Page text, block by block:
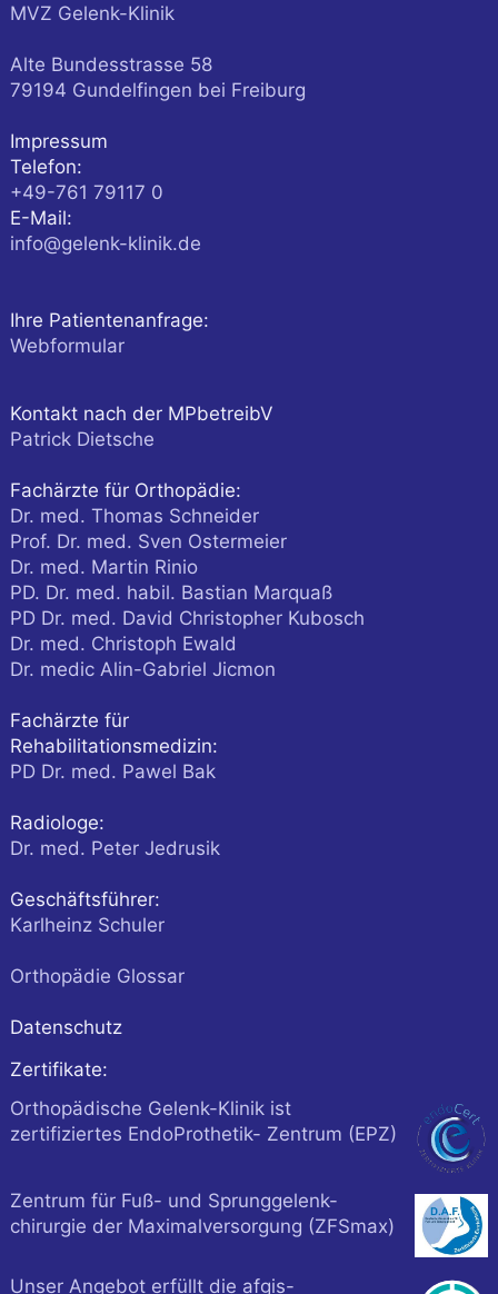
MVZ Gelenk-Klinik
Alte Bundesstrasse 58
79194 Gundelfingen bei Freiburg
Impressum
Telefon:
+49-761 79117 0
E-Mail:
info@gelenk-klinik.de
Ihre Patientenanfrage:
Webformular
Kontakt nach der MPbetreibV
Patrick Dietsche
Fachärzte für Orthopädie:
Dr. med. Thomas Schneider
Prof. Dr. med. Sven Ostermeier
Dr. med. Martin Rinio
PD. Dr. med. habil. Bastian Marquaß
PD Dr. med. David Christopher Kubosch
Dr. med. Christoph Ewald
Dr. medic Alin-Gabriel Jicmon
Fachärzte für
Rehabilitationsmedizin:
PD Dr. med. Pawel Bak
Radiologe:
Dr. med. Peter Jedrusik
Geschäftsführer:
Karlheinz Schuler
Orthopädie Glossar
Datenschutz
Zertifikate:
Orthopädische Gelenk-Klinik ist
zertifiziertes EndoProthetik- Zentrum (EPZ)
Zentrum für Fuß- und Sprunggelenk-
chirurgie der Maximalversorgung (ZFSmax)
Unser Angebot erfüllt die afgis-